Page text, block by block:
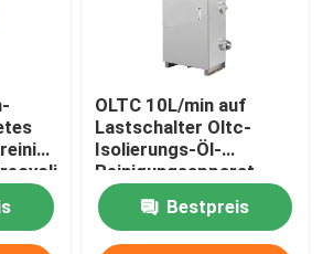
OLTC 10L/min auf
Lastschalter Oltc-
Isolierungs-Öl-
Reinigungsapparat
Bestpreis